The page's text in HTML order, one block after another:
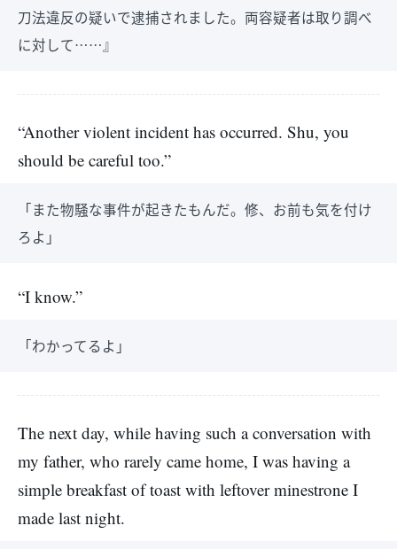
刀法違反の疑いで逮捕されました。両容疑者は取り調べ
に対して……』
“Another violent incident has occurred. Shu, you
should be careful too.”
「また物騒な事件が起きたもんだ。修、お前も気を付け
ろよ」
“I know.”
「わかってるよ」
The next day, while having such a conversation with
my father, who rarely came home, I was having a
simple breakfast of toast with leftover minestrone I
made last night.